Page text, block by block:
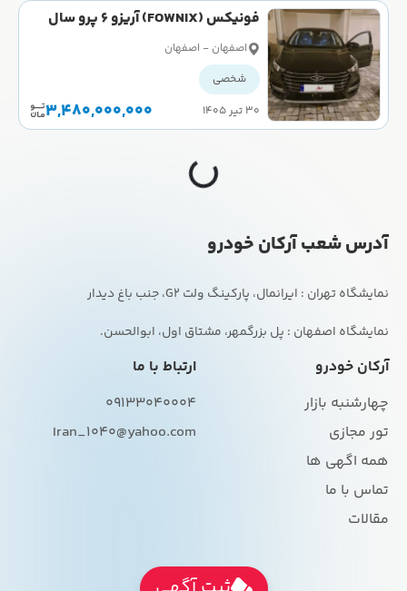
فونیکس (FOWNIX) آریزو 6 پرو سال
1403اصفهان - اصفهان
شخصی
۳۰ تیر ۱۴۰۵
3,480,000,000
اصفهان - اصفهان
۳۰ تیر ۱۴۰۵
پژو (PEUGEOT) 207 پانوراما دنده ای
TU5 سال 1403اصفهان - اصفهان
1,850,000,000